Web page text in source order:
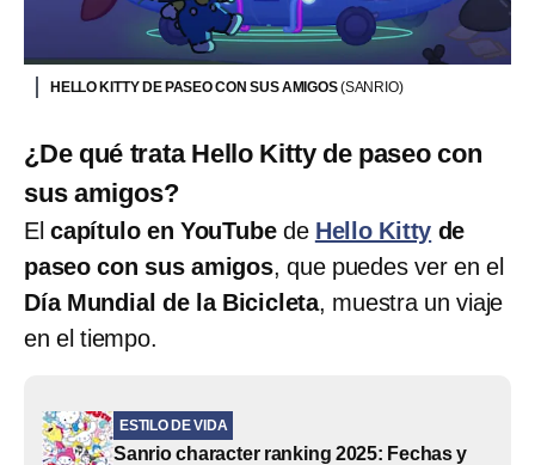
HELLO KITTY DE PASEO CON SUS AMIGOS(SANRIO)
¿De qué trata Hello Kitty de paseo con
sus amigos?
El capítulo en YouTube de Hello Kitty de
paseo con sus amigos, que puedes ver en el
Día Mundial de la Bicicleta, muestra un viaje
en el tiempo.
ESTILO DE VIDA
Sanrio character ranking 2025: Fechas y